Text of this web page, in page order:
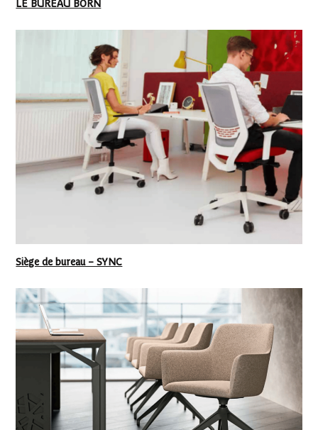
LE BUREAU BORN
Siège de bureau – SYNC